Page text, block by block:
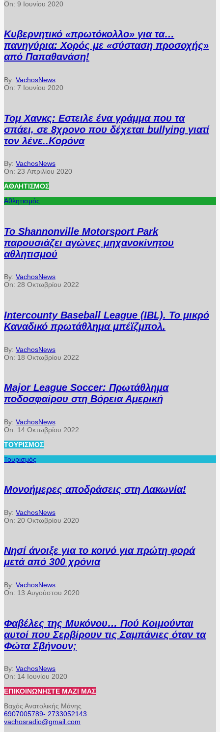
On: 9 Ιουνίου 2020
Κυβερνητικό «πρωτόκολλο» για τα…
πανηγύρια: Χορός με «σύσταση προσοχής»
από Παπαθανάση!
By: VachosNews
On: 7 Ιουνίου 2020
Τομ Χανκς: Εστειλε ένα γράμμα που τα
σπάει, σε 8χρονο που δέχεται bullying γιατί
τον λένε..Κορόνα
By: VachosNews
On: 23 Απριλίου 2020
ΑΘΛΗΤΙΣΜΌΣ
Αθλητισμός
Το Shannonville Motorsport Park
παρουσιάζει αγώνες μηχανοκίνητου
αθλητισμού
By: VachosNews
On: 28 Οκτωβρίου 2022
Intercounty Baseball League (IBL). Το μικρό
Καναδικό πρωτάθλημα μπέϊζμπολ.
By: VachosNews
On: 18 Οκτωβρίου 2022
Major League Soccer: Πρωτάθλημα
ποδοσφαίρου στη Βόρεια Αμερική
By: VachosNews
On: 14 Οκτωβρίου 2022
ΤΟΥΡΙΣΜΌΣ
Τουρισμός
Μονοήμερες αποδράσεις στη Λακωνία!
By: VachosNews
On: 20 Οκτωβρίου 2020
Νησί άνοιξε για το κοινό για πρώτη φορά
μετά από 300 χρόνια
By: VachosNews
On: 13 Αυγούστου 2020
Φαβέλες της Μυκόνου… Πού Κοιμούνται
αυτοί που Σερβίρουν τις Σαμπάνιες όταν τα
Φώτα Σβήνουν;
By: VachosNews
On: 14 Ιουνίου 2020
ΕΠΙΚΟΙΝΩΝΉΣΤΕ ΜΑΖΊ ΜΑΣ
Βαχός Ανατολικής Μάνης
6907005789- 2733052143
vachosradio@gmail.com